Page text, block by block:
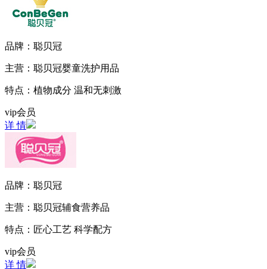
品牌： 聪贝冠
主营： 聪贝冠婴童洗护用品
特点： 植物成分 温和无刺激
vip会员
详 情
品牌： 聪贝冠
主营： 聪贝冠辅食营养品
特点： 匠心工艺 科学配方
vip会员
详 情